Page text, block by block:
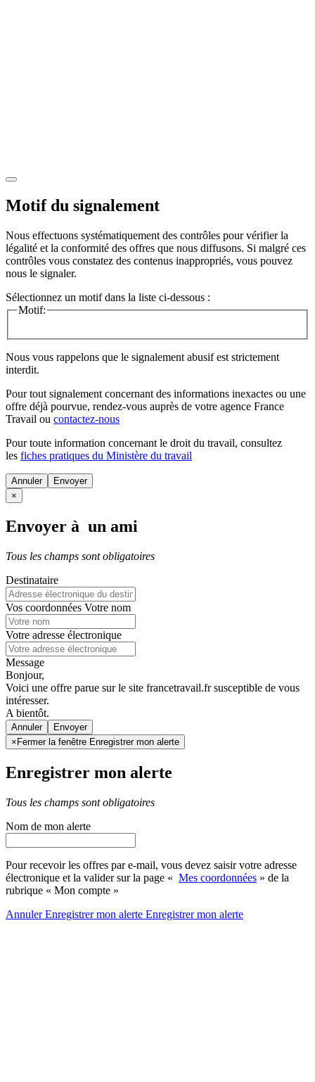
Motif du signalement
Nous effectuons systématiquement des contrôles pour vérifier la
légalité et la conformité des offres que nous diffusons. Si malgré ces
contrôles vous constatez des contenus inappropriés, vous pouvez
nous le signaler.
Sélectionnez un motif dans la liste ci-dessous :
Motif:
Nous vous rappelons que le signalement abusif est strictement
interdit.
Pour tout signalement concernant des informations inexactes ou une
offre déjà pourvue, rendez-vous auprès de votre agence France
Travail ou contactez-nous
Pour toute information concernant le droit du travail, consultez
les fiches pratiques du Ministère du travail
Annuler
×
Envoyer à un ami
Tous les champs sont obligatoires
Destinataire
Vos coordonnées Votre nom
Votre adresse électronique
Message
Bonjour,
Voici une offre parue sur le site francetravail.fr susceptible de vous
intéresser.
A bientôt.
Annuler
× Fermer la fenêtre Enregistrer mon alerte
Enregistrer mon alerte
Tous les champs sont obligatoires
Nom de mon alerte
Pour recevoir les offres par e-mail, vous devez saisir votre adresse
électronique et la valider sur la page « Mes coordonnées » de la
rubrique « Mon compte »
AnnulerEnregistrer mon alerte Enregistrermon alerte